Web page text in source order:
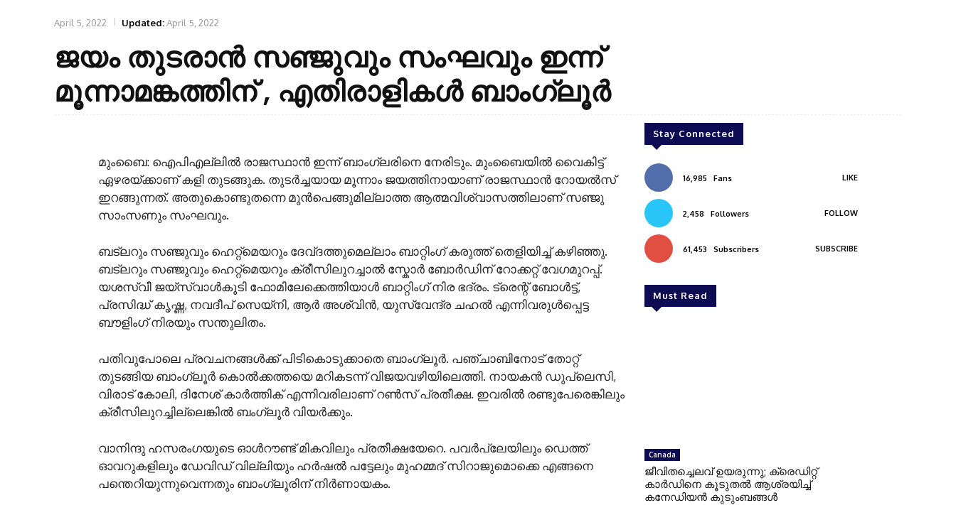
April 5, 2022 Updated:April 5, 2022
ജയം തുടരാൻ സഞ്ജുവും സംഘവും ഇന്ന്
മൂന്നാമങ്കത്തിന് , എതിരാളികൾ ബാംഗ്ലൂർ
മുംബൈ: ഐപിഎല്ലില്‍ രാജസ്ഥാന്‍ ഇന്ന് ബാംഗ്ലരിനെ നേരിടും. മുംബൈയില്‍ വൈകിട്ട്
ഏഴരയ്ക്കാണ് കളി തുടങ്ങുക. തുടര്‍ച്ചയായ മൂന്നാം ജയത്തിനായാണ് രാജസ്ഥാന്‍ റോയല്‍സ്
ഇറങ്ങുന്നത്. അതുകൊണ്ടുതന്നെ മുന്‍പെങ്ങുമില്ലാത്ത ആത്മവിശ്വാസത്തിലാണ് സഞ്ജു
സാംസണും സംഘവും.
ബട്‍ലറും സഞ്ജുവും ഹെറ്റ്മെയറും ദേവ്ദത്തുമെല്ലാം ബാറ്റിംഗ് കരുത്ത് തെളിയിച്ച്‌ കഴിഞ്ഞു.
ബട്‍ലറും സഞ്ജുവും ഹെറ്റ്മെയറും ക്രീസിലുറച്ചാല്‍ സ്കോ‍ര്‍ ബോര്‍ഡിന് റോക്കറ്റ് വേഗമുറപ്പ്.
യശസ്വീ ജയ്സ്വാള്‍കൂടി ഫോമിലേക്കെത്തിയാള്‍ ബാറ്റിംഗ് നിര ഭദ്രം. ട്രെന്റ് ബോള്‍ട്ട്,
പ്രസിദ്ധ് കൃഷ്ണ, നവദീപ് സെയ്നി, ആര്‍ അശ്വിന്‍, യുസ്‍വേന്ദ്ര ചഹല്‍ എന്നിവരുള്‍പ്പെട്ട
ബൗളിംഗ് നിരയും സന്തുലിതം.
പതിവുപോലെ പ്രവചനങ്ങള്‍ക്ക് പിടികൊടുക്കാതെ ബാംഗ്ലൂര്‍. പഞ്ചാബിനോട് തോറ്റ്
തുടങ്ങിയ ബാംഗ്ലൂ‍ര്‍ കൊല്‍ക്കത്തയെ മറികടന്ന് വിജയവഴിയിലെത്തി. നായകന്‍ ഡുപ്ലെസി,
വിരാട് കോലി, ദിനേശ് കാര്‍ത്തിക് എന്നിവരിലാണ് റണ്‍സ് പ്രതീക്ഷ. ഇവരില്‍ രണ്ടുപേരെങ്കിലും
ക്രീസിലുറച്ചില്ലെങ്കില്‍ ബംഗ്ലൂര്‍ വിയര്‍ക്കും.
വാനിന്ദു ഹസരംഗയുടെ ഓള്‍റൗണ്ട് മികവിലും പ്രതീക്ഷയേറെ. പവര്‍പ്ലേയിലും ഡെത്ത്
ഓവറുകളിലും ഡേവിഡ് വില്ലിയും ഹര്‍ഷല്‍ പട്ടേലും മുഹമ്മദ് സിറാജുമൊക്കെ എങ്ങനെ
പന്തെറിയുന്നുവെന്നതും ബാംഗ്ലൂരിന് നിര്‍ണായകം.
Stay Connected
16,985 Fans LIKE
2,458 Followers FOLLOW
61,453 Subscribers SUBSCRIBE
Must Read
Canada
ജീവിതച്ചെലവ് ഉയരുന്നു; ക്രെഡിറ്റ്
കാർഡിനെ കൂടുതൽ ആശ്രയിച്ച്
കനേഡിയൻ കുടുംബങ്ങൾ